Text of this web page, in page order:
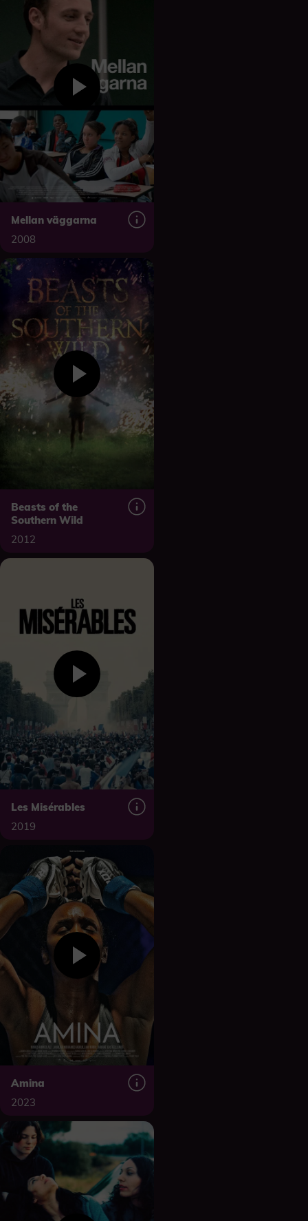
Mellan väggarna
2008
Beasts of the
Southern Wild
2012
Les Misérables
2019
Amina
2023